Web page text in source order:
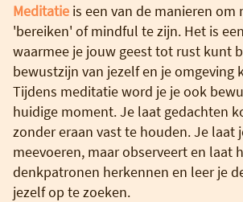
Meditatie is een van de manieren
'bereiken' of mindful te zijn. Het is
waarmee je jouw geest tot rust kunt
bewustzijn van jezelf en je omgeving
Tijdens meditatie word je je ook
huidige moment. Je laat gedachten
zonder eraan vast te houden. Je laat
meevoeren, maar observeert en laat
denkpatronen herkennen en leer je
jezelf op te zoeken.